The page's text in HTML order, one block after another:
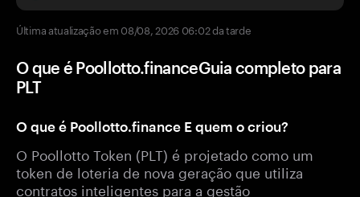
Última atualização em 08/08, 2026 06:02 da tarde
O que é Poollotto.financeGuia completo para
PLT
O que é Poollotto.finance E quem o criou?
O Poollotto Token (PLT) é projetado como um
token de loteria de nova geração que utiliza
contratos inteligentes para a gestão